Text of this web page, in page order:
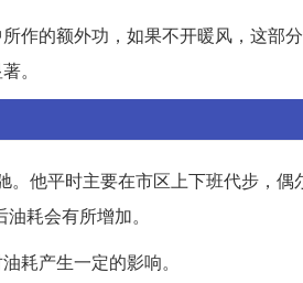
作的额外功，如果不开暖风，这部
。
他平时主要在市区上下班代步，偶
耗会有所增加。
耗产生一定的影响。